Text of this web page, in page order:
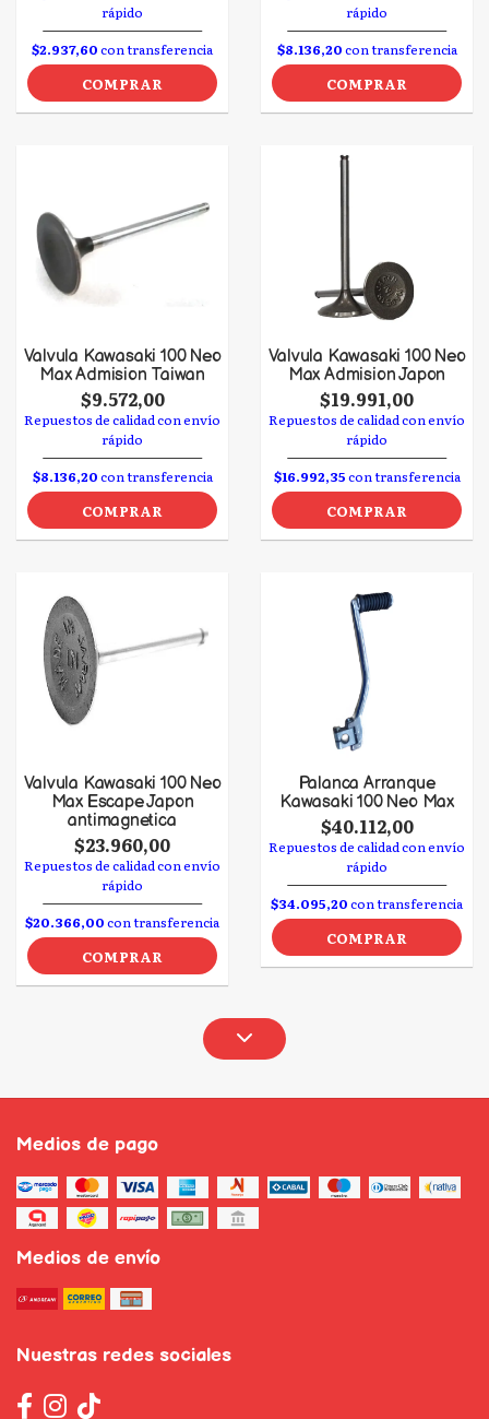
rápido
$2.937,60con transferencia
COMPRAR
rápido
$8.136,20con transferencia
COMPRAR
Valvula Kawasaki 100 Neo
Max Admision Taiwan
$9.572,00
Repuestos de calidad con envío
rápido
$8.136,20con transferencia
COMPRAR
Valvula Kawasaki 100 Neo
Max Admision Japon
$19.991,00
Repuestos de calidad con envío
rápido
$16.992,35con transferencia
COMPRAR
Valvula Kawasaki 100 Neo
Max Escape Japon
antimagnetica
$23.960,00
Repuestos de calidad con envío
rápido
$20.366,00con transferencia
COMPRAR
Palanca Arranque
Kawasaki 100 Neo Max
$40.112,00
Repuestos de calidad con envío
rápido
$34.095,20con transferencia
COMPRAR
Medios de pago
Medios de envío
Nuestras redes sociales